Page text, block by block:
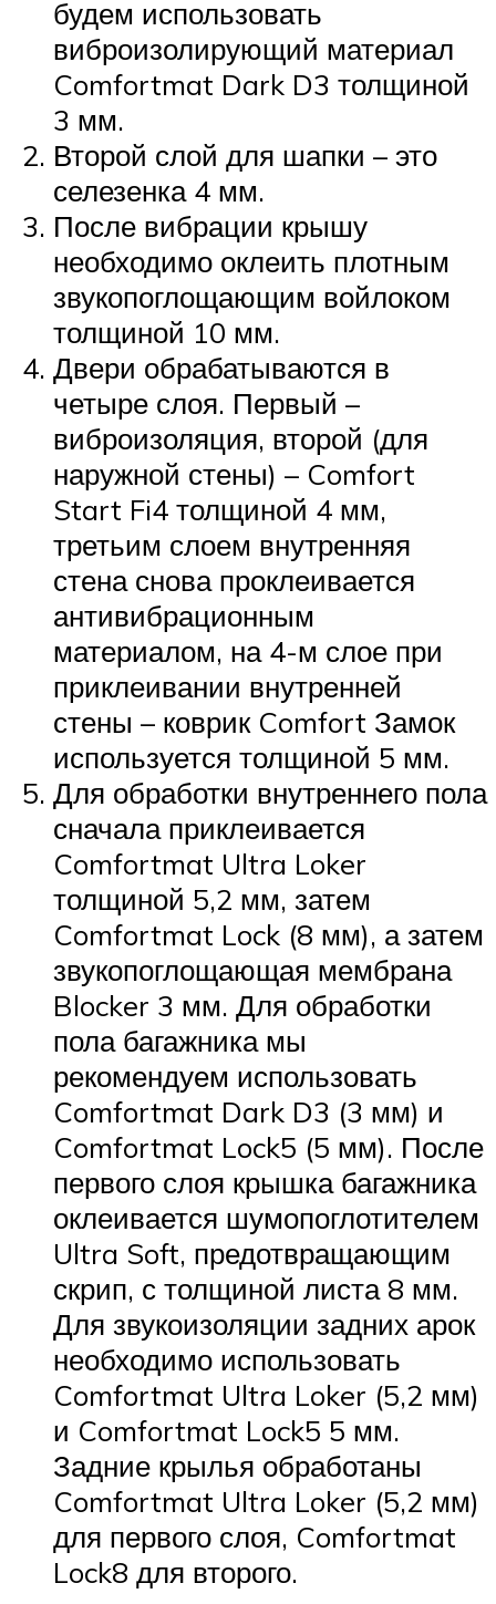
будем использовать
виброизолирующий материал
Comfortmat Dark D3 толщиной
3 мм.
Второй слой для шапки – это
селезенка 4 мм.
После вибрации крышу
необходимо оклеить плотным
звукопоглощающим войлоком
толщиной 10 мм.
Двери обрабатываются в
четыре слоя. Первый –
виброизоляция, второй (для
наружной стены) – Comfort
Start Fi4 толщиной 4 мм,
третьим слоем внутренняя
стена снова проклеивается
антивибрационным
материалом, на 4-м слое при
приклеивании внутренней
стены – коврик Comfort Замок
используется толщиной 5 мм.
Для обработки внутреннего пола
сначала приклеивается
Comfortmat Ultra Loker
толщиной 5,2 мм, затем
Comfortmat Lock (8 мм), а затем
звукопоглощающая мембрана
Blocker 3 мм. Для обработки
пола багажника мы
рекомендуем использовать
Comfortmat Dark D3 (3 мм) и
Comfortmat Lock5 (5 мм). После
первого слоя крышка багажника
оклеивается шумопоглотителем
Ultra Soft, предотвращающим
скрип, с толщиной листа 8 мм.
Для звукоизоляции задних арок
необходимо использовать
Comfortmat Ultra Loker (5,2 мм)
и Comfortmat Lock5 5 мм.
Задние крылья обработаны
Comfortmat Ultra Loker (5,2 мм)
для первого слоя, Comfortmat
Lock8 для второго.